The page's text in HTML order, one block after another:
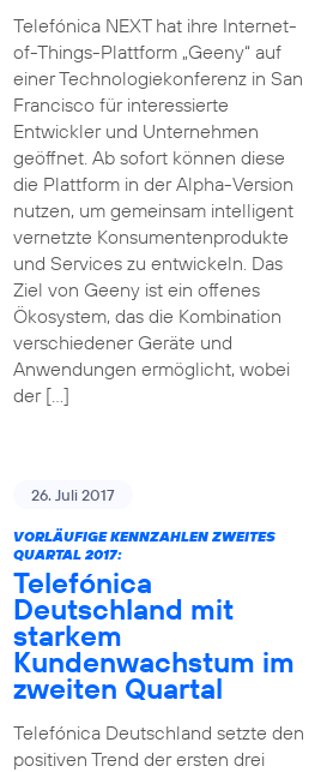
Telefónica NEXT hat ihre Internet-
of-Things-Plattform „Geeny“ auf
einer Technologiekonferenz in San
Francisco für interessierte
Entwickler und Unternehmen
geöffnet. Ab sofort können diese
die Plattform in der Alpha-Version
nutzen, um gemeinsam intelligent
vernetzte Konsumentenprodukte
und Services zu entwickeln. Das
Ziel von Geeny ist ein offenes
Ökosystem, das die Kombination
verschiedener Geräte und
Anwendungen ermöglicht, wobei
der […]
26. Juli 2017
VORLÄUFIGE KENNZAHLEN ZWEITES
QUARTAL 2017:
Telefónica
Deutschland mit
starkem
Kundenwachstum im
zweiten Quartal
Telefónica Deutschland setzte den
positiven Trend der ersten drei